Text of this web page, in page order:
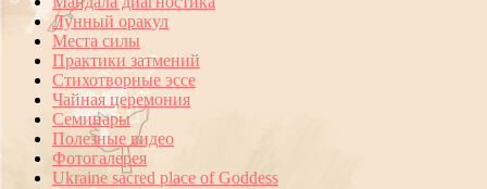
Лунный оракул
Места силы
Практики затмений
Стихотворные эссе
Чайная церемония
Семинары
Полезные видео
Фотогалерея
Ukraine sacred place of Goddess